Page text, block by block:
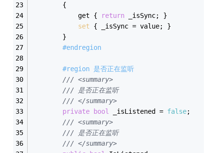
        {
            get {
return _isSync; }
set { _isSync = value; }
        }
#endregion
#region 是否正在监听
/// <summary>
/// 是否正在监听
/// </summary>
private
bool _isListened = false;
/// <summary>
/// 是否正在监听
/// </summary>